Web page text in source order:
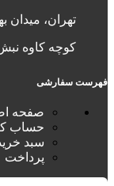
تهران، میدان
کوچه کاوه
فهرست سفارشی
صفحه
حساب
سبد
پرداخت